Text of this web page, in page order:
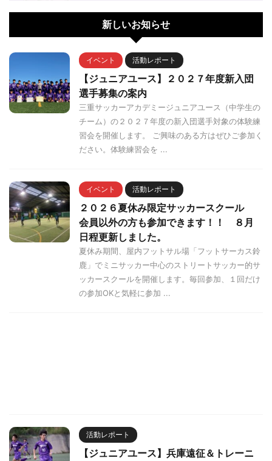
新しいお知らせ
イベント 活動レポート
【ジュニアユース】２０２７年度新入団
選手募集の案内
三重サッカーアカデミージュニアユース（中学生の
チーム）の２０２７年度の新入団選手対象の体験練
習会を開催します。 ご興味のある方はぜひご参加く
ださい。体験練習会を ...
イベント 活動レポート
２０２６夏休み限定サッカースクール
会員以外の方も参加できます！！ ８月
日程更新しました。
夏休み期間、屋内フットサル場「フットサーカス鈴
鹿」でミニサッカー中心のストリートサッカー的サ
ッカースクールを開催します。毎回参加、１回だけ
の参加OKと気軽に参加 ...
活動レポート
【ジュニアユース】兵庫遠征＆トレーニ